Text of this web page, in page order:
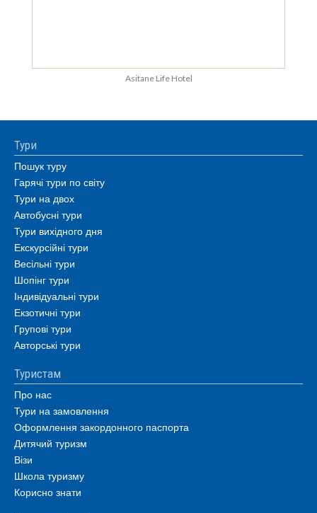
Asitane Life Hotel
Тури
Пошук туру
Гарячі тури по світу
Тури на двох
Автобусні тури
Тури вихідного дня
Екскурсійні тури
Весільні тури
Шопінг тури
Індивідуальні тури
Екзотичні тури
Групові тури
Авторські тури
Туристам
Про нас
Тури на замовлення
Оформлення закордонного паспорта
Дитячий туризм
Візи
Школа туризму
Корисно знати